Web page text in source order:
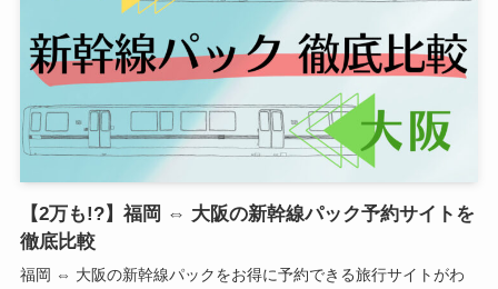
【2万も!?】福岡 ⇔ 大阪の新幹線パック予約サイトを
徹底比較
福岡 ⇔ 大阪の新幹線パックをお得に予約できる旅行サイトがわ